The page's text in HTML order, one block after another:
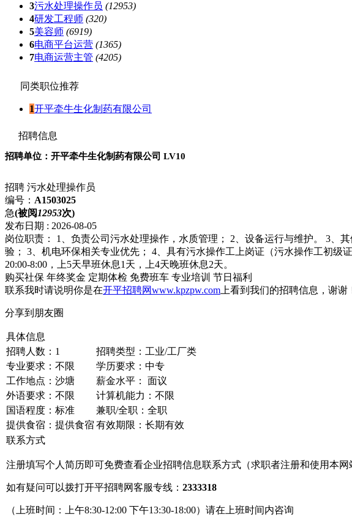
3污水处理操作员 (12953)
4研发工程师 (320)
5美容师 (6919)
6电商平台运营 (1365)
7电商运营主管 (4205)
同类职位推荐
1开平牵牛生化制药有限公司
招聘信息
招聘单位：开平牵牛生化制药有限公司 LV10
招聘 污水处理操作员
编号： A1503025
急(被阅 12953次)
发布日期 : 2026-08-05
岗位职责： 1、负责公司污水处理操作，水质管理； 2、设备运行与维护。 3、
验； 3、机电环保相关专业优先； 4、具有污水操作工上岗证（污水操作工初级
20:00-8:00，上5天早班休息1天，上4天晚班休息2天。
购买社保 年终奖金 定期体检 免费班车 专业培训 节日福利
联系我时请说明你是在开平招聘网www.kpzpw.com 上看到我们的招聘信息，谢谢
分享到朋友圈
具体信息
招聘人数：1
招聘类型：工业/工厂类
专业要求：不限
学历要求：中专
工作地点：沙塘
薪金水平： 面议
外语要求：不限
计算机能力：不限
国语程度：标准
兼职/全职：全职
提供食宿：提供食宿 有效期限：长期有效
联系方式
注册填写个人简历即可免费查看企业招聘信息联系方式（求职者注册和使用本网
如有疑问可以拨打开平招聘网客服专线： 2333318
（上班时间：上午8:30-12:00 下午13:30-18:00）请在上班时间内咨询